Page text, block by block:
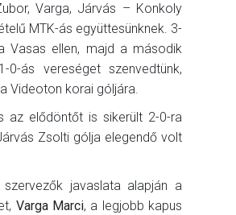
Varga, Járvás – Konkoly
MTK-ás együttesünknek. 3-
Vasas ellen, majd a második
ás vereséget szenvedtünk,
Videoton korai góljára.
elődöntőt is sikerült 2-0-ra
Zsolti gólja elegendő volt
javaslata alapján a
Varga Marci, a legjobb kapus